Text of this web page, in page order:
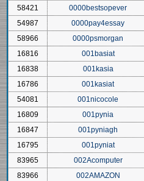
58421
0000bestsopever
54987
0000pay4essay
58966
0000psmorgan
16816
001basiat
16838
001kasia
16786
001kasiat
54081
001nicocole
16809
001pynia
16847
001pyniagh
16795
001pyniat
83965
002Acomputer
83966
002AMAZON